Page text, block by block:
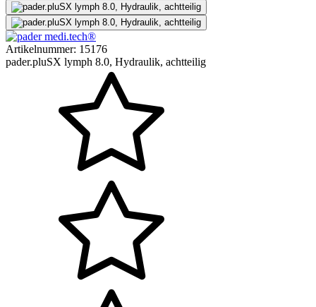
Artikelnummer: 15176
pader.pluSX lymph 8.0, Hydraulik, achtteilig